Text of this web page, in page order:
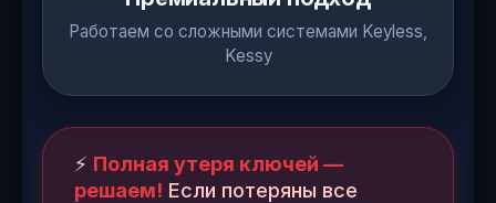
Работаем со сложными системами Keyless,
Kessy
⚡ Полная утеря ключей —
решаем! Если потеряны все